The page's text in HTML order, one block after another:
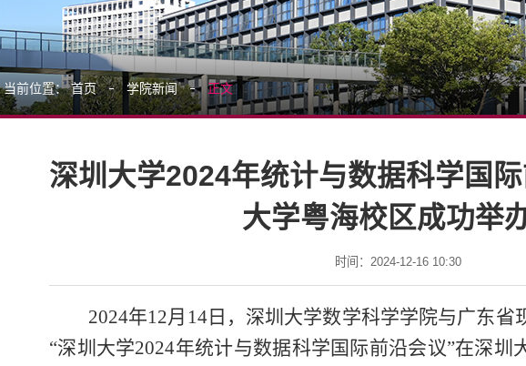
当前位置：首页 学院新闻 正文
深圳大学2024年统计与数据科学国际
大学粤海校区成功举
时间：2024-12-16 10:30
2024年12月14日，深圳大学数学科学学院与广东省
“深圳大学2024年统计与数据科学国际前沿会议”在深圳